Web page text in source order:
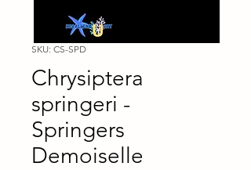
SKU: CS-SPD
Chrysiptera
springeri -
Springers
Demoiselle